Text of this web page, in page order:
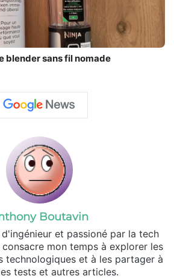
blender sans fil nomade
Boutavin
et passioné par la tech
mon temps à explorer les
technologiques et à les partager à
tests et autres articles.